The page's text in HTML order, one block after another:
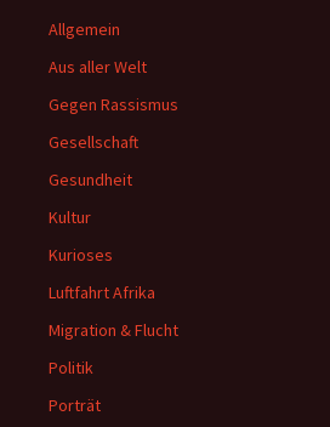
Allgemein
Aus aller Welt
Gegen Rassismus
Gesellschaft
Gesundheit
Kultur
Kurioses
Luftfahrt Afrika
Migration & Flucht
Politik
Porträt